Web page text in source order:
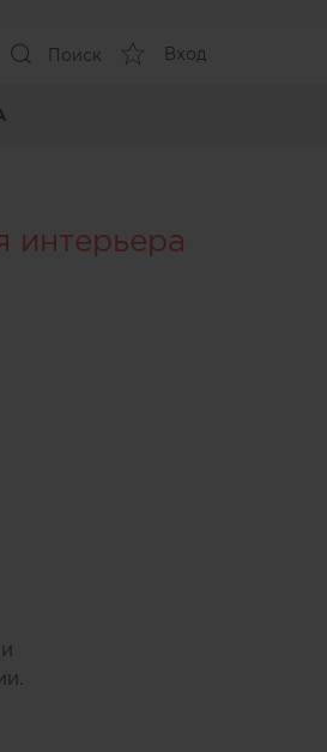
Поиск Вход
интерьера